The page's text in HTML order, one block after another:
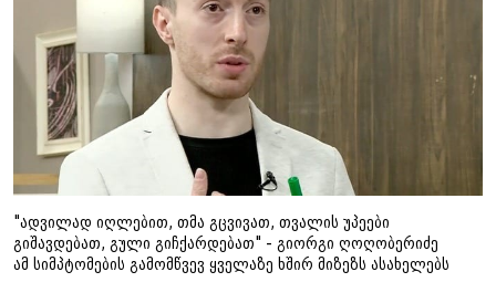
"ადვილად იღლებით, თმა გცვივათ, თვალის უპეები
გიშავდებათ, გული გიჩქარდებათ" - გიორგი ღოღობერიძე
ამ სიმპტომების გამომწვევ ყველაზე ხშირ მიზეზს ასახელებს